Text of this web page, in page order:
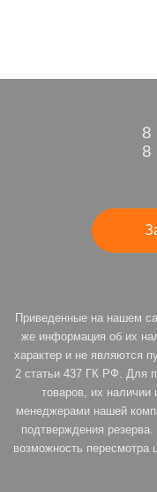
8
8
Приведенные на нашем
же информация об их
характер и не являются
2 статьи 437 ГК РФ. Для
товаров, их наличии
менеджерами нашей
подтверждения
возможность пересмотра